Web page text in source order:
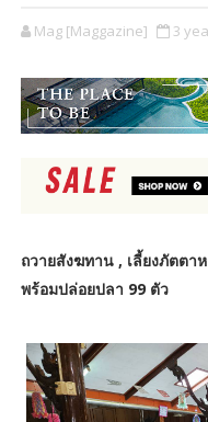
Mag [Maggazine] 3
ถวายสังฆทาน , เลี้ยงภัตต
พร้อมปล่อยปลา 99 ตัว